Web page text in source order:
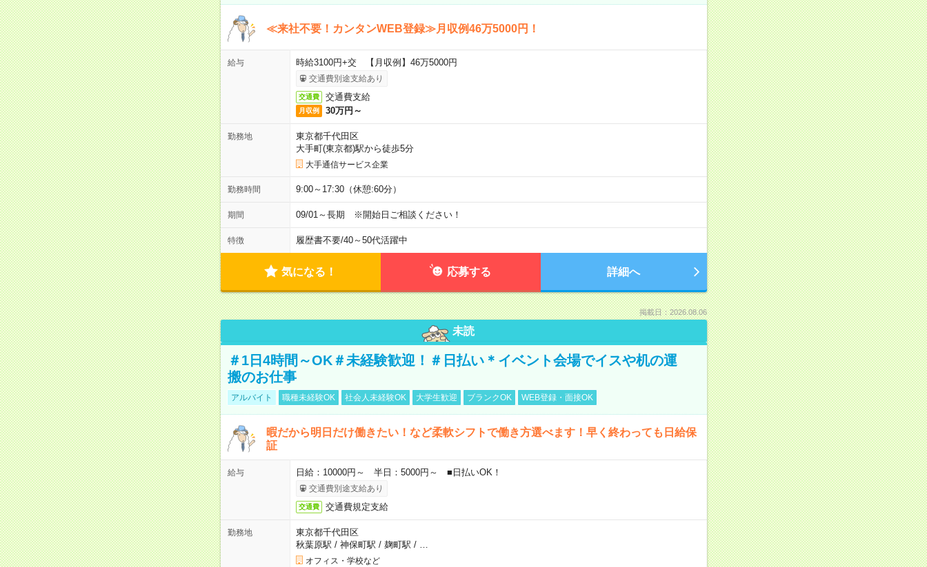
≪来社不要！カンタンWEB登録≫月収例46万5000円！
給与 時給3100円+交 【月収例】46万5000円
交通費別途支給あり
交通費 交通費支給
月収例 30万円～
勤務地
東京都千代田区
大手町(東京都)駅から徒歩5分
大手通信サービス企業
勤務時間 9:00～17:30（休憩:60分）
期間 09/01～長期 ※開始日ご相談ください！
特徴 履歴書不要/40～50代活躍中
気になる！ 応募する 詳細へ
掲載日：2026.08.06
未読
＃1日4時間～OK＃未経験歓迎！＃日払い＊イベント会場でイスや机の運
搬のお仕事
アルバイト 職種未経験OK 社会人未経験OK 大学生歓迎 ブランクOK WEB登録・面接OK
暇だから明日だけ働きたい！など柔軟シフトで働き方選べます！早く終わっても日給保
証
給与 日給：10000円～ 半日：5000円～ ■日払いOK！
交通費別途支給あり
交通費 交通費規定支給
勤務地
東京都千代田区
秋葉原駅 / 神保町駅 / 麹町駅 /
オフィス・学校など